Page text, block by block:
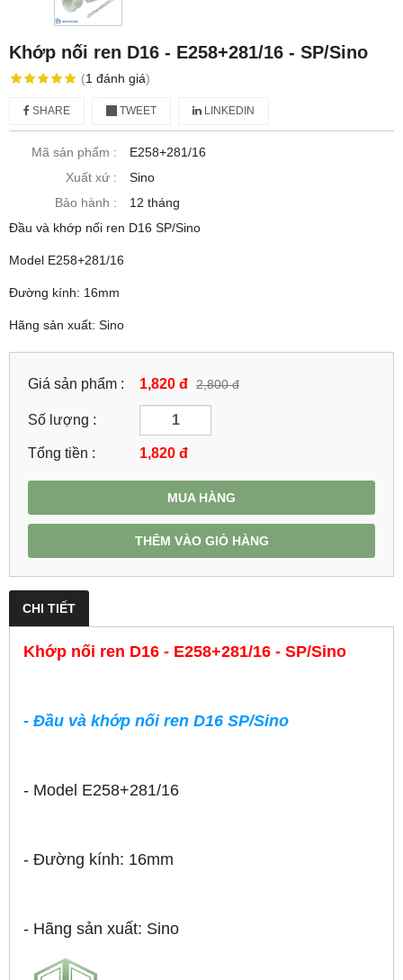
Khớp nối ren D16 - E258+281/16 - SP/Sino
(1 đánh giá)
SHARE TWEET LINKEDIN
Mã sản phẩm :
E258+281/16
Xuất xứ :
Sino
Bảo hành :
12 tháng
Đầu và khớp nối ren D16 SP/Sino
Model E258+281/16
Đường kính: 16mm
Hãng sản xuất: Sino
Giá sản phẩm : 1,820 đ 2,800 đ
Số lượng :
Tổng tiền : 1,820 đ
MUA HÀNG
THÊM VÀO GIỎ HÀNG
CHI TIẾT
Khớp nối ren D16 - E258+281/16 - SP/Sino
- Đầu và khớp nối ren D16 SP/Sino
- Model E258+281/16
- Đường kính: 16mm
- Hãng sản xuất: Sino